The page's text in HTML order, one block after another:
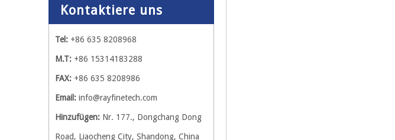
Kontaktiere uns
Tel: +86 635 8208968
M.T: +86 15314183288
FAX: +86 635 8208986
Email: info@rayfinetech.com
Hinzufügen: Nr. 177., Dongchang Dong
Road, Liaocheng City, Shandong, China